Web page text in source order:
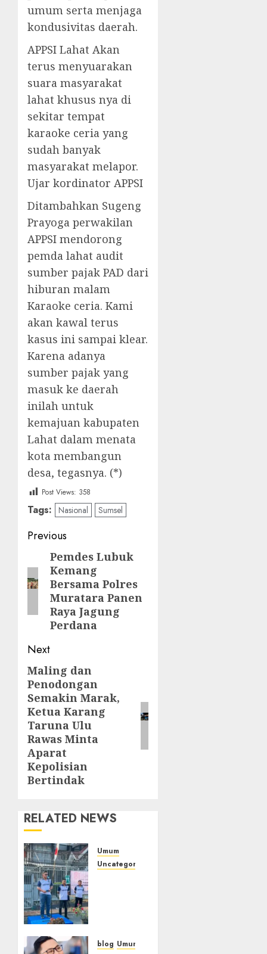
umum serta menjaga
kondusivitas daerah.
APPSI Lahat Akan
terus menyuarakan
suara masyarakat
lahat khusus nya di
sekitar tempat
karaoke ceria yang
sudah banyak
masyarakat melapor.
Ujar kordinator APPSI
Ditambahkan Sugeng
Prayoga perwakilan
APPSI mendorong
pemda lahat audit
sumber pajak PAD dari
hiburan malam
Karaoke ceria. Kami
akan kawal terus
kasus ini sampai klear.
Karena adanya
sumber pajak yang
masuk ke daerah
inilah untuk
kemajuan kabupaten
Lahat dalam menata
kota membangun
desa, tegasnya. (*)
Post Views: 358
Tags: Nasional Sumsel
Post
navigation
Previous
Previous
post:
Pemdes Lubuk
Kemang
Bersama Polres
Muratara Panen
Raya Jagung
Perdana
Next
Next
post:
Maling dan
Penodongan
Semakin Marak,
Ketua Karang
Taruna Ulu
Rawas Minta
Aparat
Kepolisian
Bertindak
RELATED NEWS
Umum
Uncategorized
Lawang
blog Umum